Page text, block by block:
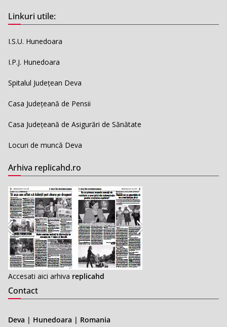
Linkuri utile:
I.S.U. Hunedoara
I.P.J. Hunedoara
Spitalul Județean Deva
Casa Județeană de Pensii
Casa Județeană de Asigurări de Sănătate
Locuri de muncă Deva
Arhiva replicahd.ro
Accesati aici arhiva replicahd
Contact
Deva | Hunedoara | Romania